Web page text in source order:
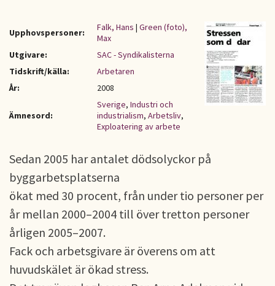
Upphovspersoner: Falk, Hans | Green (foto),
Max
Utgivare:
SAC - Syndikalisterna
Tidskrift/källa:
Arbetaren
År:
2008
Ämnesord:
Sverige, Industri och
industrialism, Arbetsliv,
Exploatering av arbete
Sedan 2005 har antalet dödsolyckor på
byggarbetsplatserna
ökat med 30 procent, från under tio personer per
år mellan 2000–2004 till över tretton personer
årligen 2005–2007.
Fack och arbetsgivare är överens om att
huvudskälet är ökad stress.